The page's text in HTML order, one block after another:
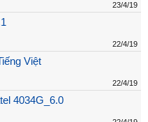
23/4/19
22/4/19
Việt
22/4/19
4034G_6.0